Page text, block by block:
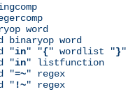
word
binaryop word
"
in" "{" wordlist "}"
"
in" listfunction
"
=~" regex
"
!~" regex